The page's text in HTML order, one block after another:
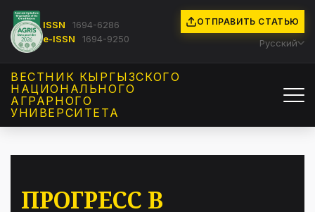
ISSN
1694-6286
e-ISSN
1694-9250
ОТПРАВИТЬ СТАТЬЮ
Русский
ВЕСТНИК КЫРГЫЗCКОГО
НАЦИОНАЛЬНОГО
АГРАРНОГО
УНИВЕРСИТЕТА
ПРОГРЕСС В